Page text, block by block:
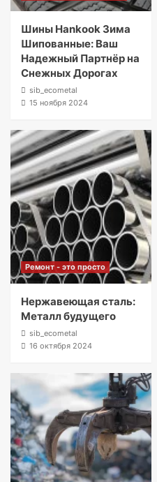
Шины Hankook Зима
Шипованные: Ваш
Надежный Партнёр на
Снежных Дорогах
sib_ecometal
15 ноября 2024
Ремонт - это просто
Нержавеющая сталь:
Металл будущего
sib_ecometal
16 октября 2024